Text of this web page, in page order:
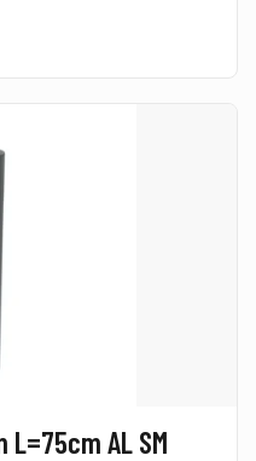
L=75cm AL SM